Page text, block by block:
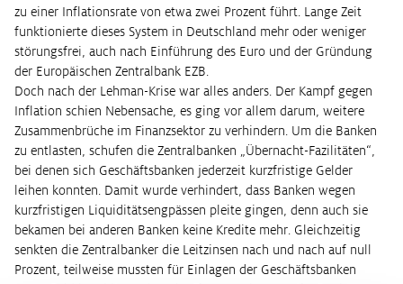
zu einer Inflationsrate von etwa zwei Prozent führt. Lange Zeit
funktionierte dieses System in Deutschland mehr oder weniger
störungsfrei, auch nach Einführung des Euro und der Gründung
der Europäischen Zentralbank EZB.
Doch nach der Lehman-Krise war alles anders. Der Kampf gegen
Inflation schien Nebensache, es ging vor allem darum, weitere
Zusammenbrüche im Finanzsektor zu verhindern. Um die Banken
zu entlasten, schufen die Zentralbanken „Übernacht-Fazilitäten“,
bei denen sich Geschäftsbanken jederzeit kurzfristige Gelder
leihen konnten. Damit wurde verhindert, dass Banken wegen
kurzfristigen Liquiditätsengpässen pleite gingen, denn auch sie
bekamen bei anderen Banken keine Kredite mehr. Gleichzeitig
senkten die Zentralbanker die Leitzinsen nach und nach auf null
Prozent, teilweise mussten für Einlagen der Geschäftsbanken